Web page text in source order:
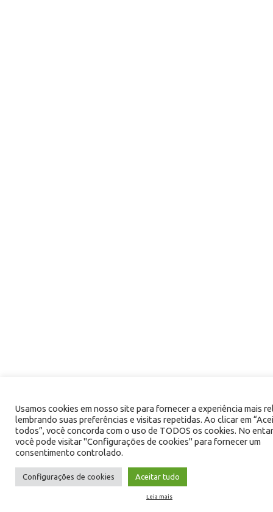
Usamos cookies em nosso site para fornecer a experiência mais
lembrando suas preferências e visitas repetidas. Ao clicar em
todos”, você concorda com o uso de TODOS os cookies. No
você pode visitar "Configurações de cookies" para fornecer um
consentimento controlado.
Configurações de cookies Aceitar tudo
Leia mais